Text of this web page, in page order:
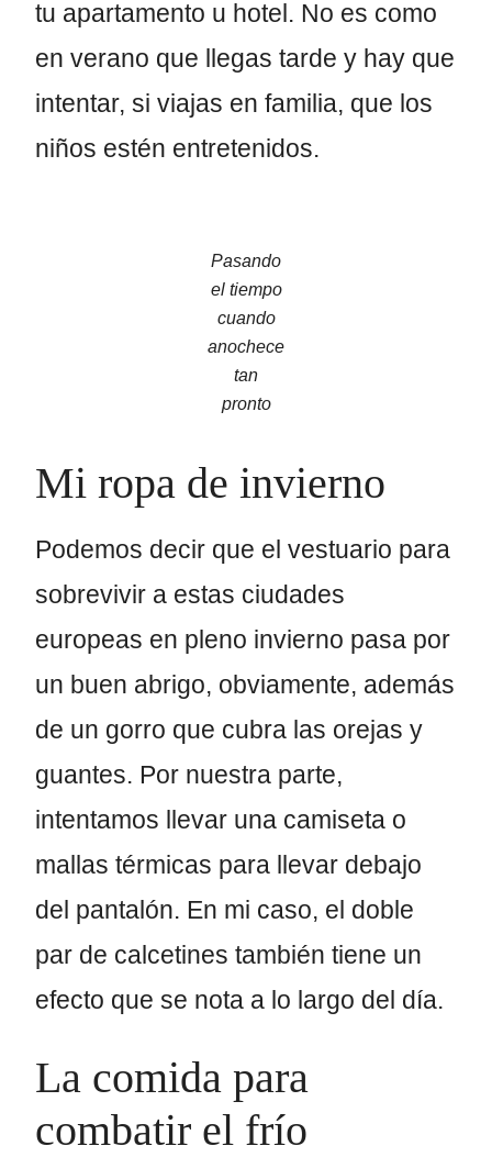
tu apartamento u hotel. No es como
en verano que llegas tarde y hay que
intentar, si viajas en familia, que los
niños estén entretenidos.
Pasando
el tiempo
cuando
anochece
tan
pronto
Mi ropa de invierno
Podemos decir que el vestuario para
sobrevivir a estas ciudades
europeas en pleno invierno pasa por
un buen abrigo, obviamente, además
de un gorro que cubra las orejas y
guantes. Por nuestra parte,
intentamos llevar una camiseta o
mallas térmicas para llevar debajo
del pantalón. En mi caso, el doble
par de calcetines también tiene un
efecto que se nota a lo largo del día.
La comida para
combatir el frío